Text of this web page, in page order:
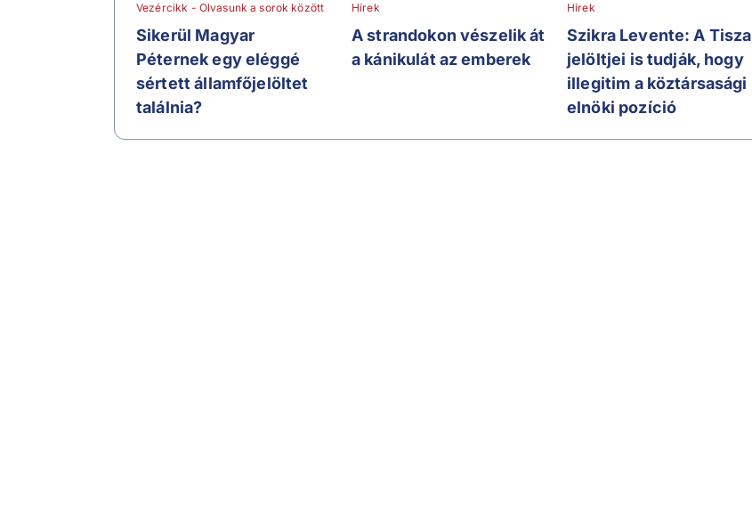
Vezércikk - Olvasunk a sorok között
Sikerül Magyar
Péternek egy eléggé
sértett államfőjelöltet
találnia?
Hírek
A strandokon vészelik át
a kánikulát az emberek
Hírek
Szikra Levente: A Tisza
jelöltjei is tudják, hogy
illegitim a köztársasági
elnöki pozíció